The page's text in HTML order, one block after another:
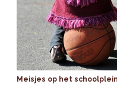
Meisjes op het schoolplein